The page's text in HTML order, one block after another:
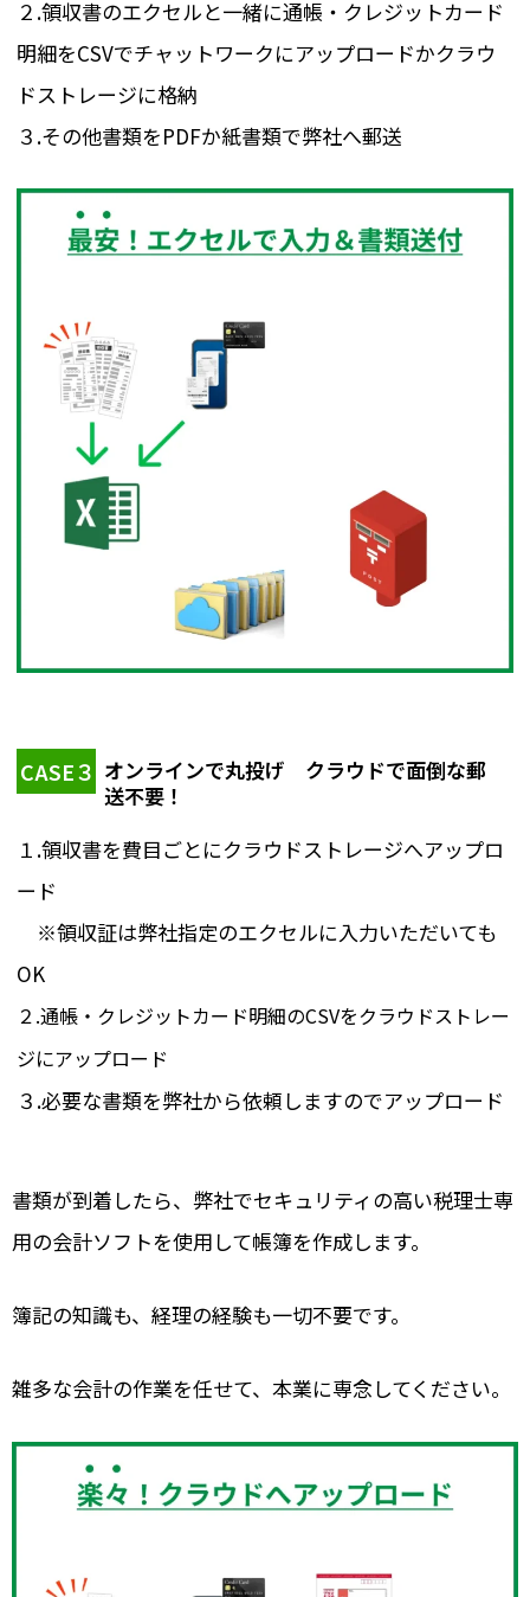
２.領収書のエクセルと一緒に通帳・クレジットカード
明細をCSVでチャットワークにアップロードかクラウ
ドストレージに格納
３.その他書類をPDFか紙書類で弊社へ郵送
CASE３ オンラインで丸投げ クラウドで面倒な郵
送不要！
１.領収書を費目ごとにクラウドストレージへアップロ
ード
※領収証は弊社指定のエクセルに入力いただいても
OK
２.通帳・クレジットカード明細のCSVをクラウドストレー
ジにアップロード
３.必要な書類を弊社から依頼しますのでアップロード
書類が到着したら、弊社でセキュリティの高い税理士専
用の会計ソフトを使用して帳簿を作成します。
簿記の知識も、経理の経験も一切不要です。
雑多な会計の作業を任せて、本業に専念してください。